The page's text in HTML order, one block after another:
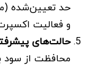
و فعالیت
حالت‌های
محافظت از سود